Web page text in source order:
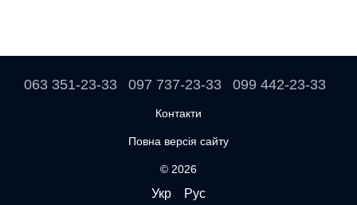
063 351-23-33 097 737-23-33 099 442-23-33
Контакти
Повна версія сайту
© 2026
Укр Рус